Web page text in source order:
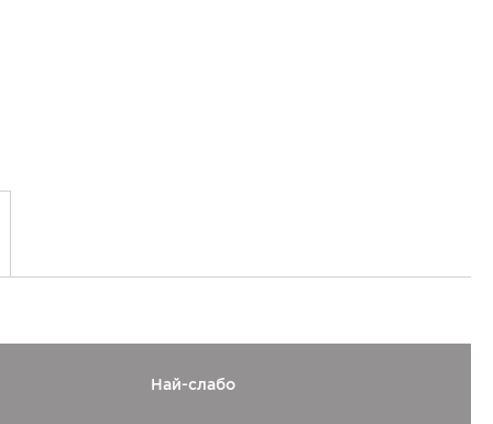
Най-слабо